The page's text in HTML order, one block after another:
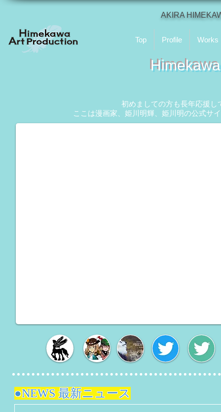
AKIRA
Top Profile Works
初めましての方も長年応援
ここは漫画家、姫川明輝、姫川明の公式サ
●NEWS 最新ニュース